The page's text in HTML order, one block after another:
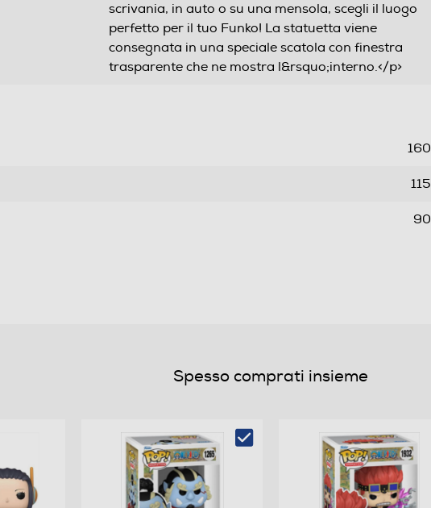
scrivania, in auto o su una mensola, scegli il luogo
perfetto per il tuo Funko! La statuetta viene
consegnata in una speciale scatola con finestra
trasparente che ne mostra l&rsquo;interno.</p>
160
115
90
Spesso comprati insieme